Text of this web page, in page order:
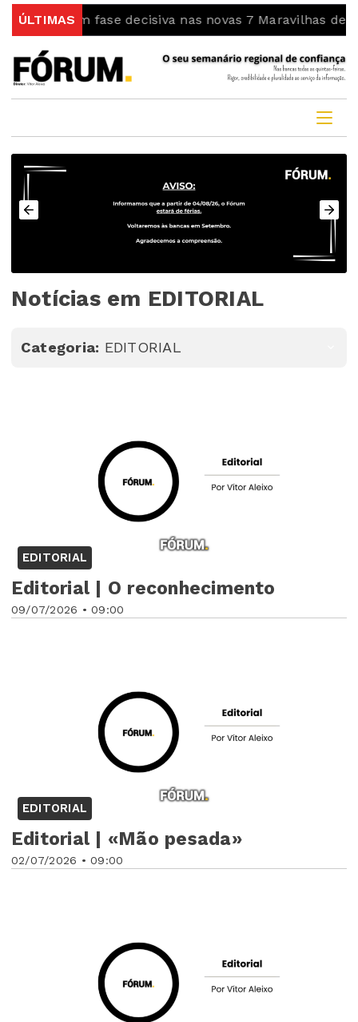
ÚLTIMAS
em fase decisiva nas novas 7 Maravilhas de
Notícias em EDITORIAL
Categoria: EDITORIAL
EDITORIAL
09/07/2026 • 09:00
Editorial | O reconhecimento
EDITORIAL
02/07/2026 • 09:00
Editorial | «Mão pesada»